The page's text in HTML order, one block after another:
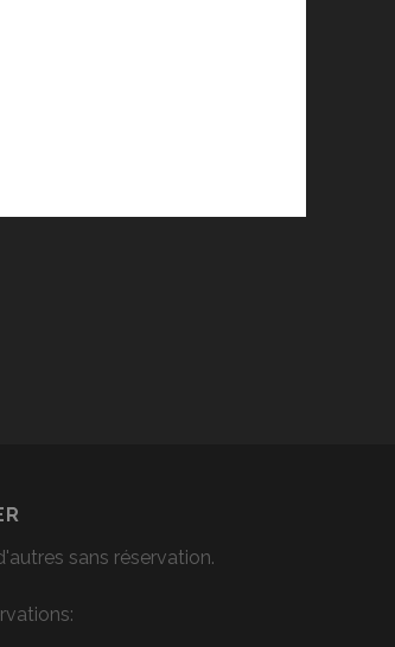
sans réservation.